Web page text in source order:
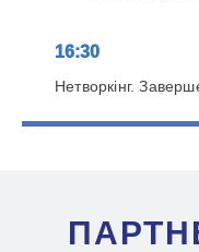
16:30
Нетворкінг.